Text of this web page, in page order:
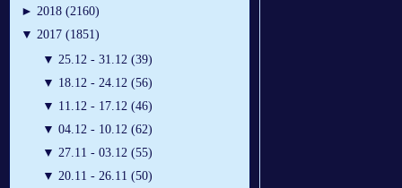
► 2018 (2160)
▼ 2017 (1851)
▼ 25.12 - 31.12 (39)
▼ 18.12 - 24.12 (56)
▼ 11.12 - 17.12 (46)
▼ 04.12 - 10.12 (62)
▼ 27.11 - 03.12 (55)
▼ 20.11 - 26.11 (50)